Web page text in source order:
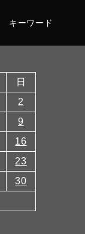
キーワード
日
2
9
16
23
30